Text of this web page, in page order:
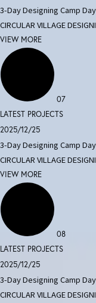
3-Day Designing Camp
CIRCULAR VILLAGE
VIEW MORE
07
LATEST PROJECTS
2025/12/25
3-Day Designing Camp
CIRCULAR VILLAGE
VIEW MORE
08
LATEST PROJECTS
2025/12/25
3-Day Designing Camp
CIRCULAR VILLAGE